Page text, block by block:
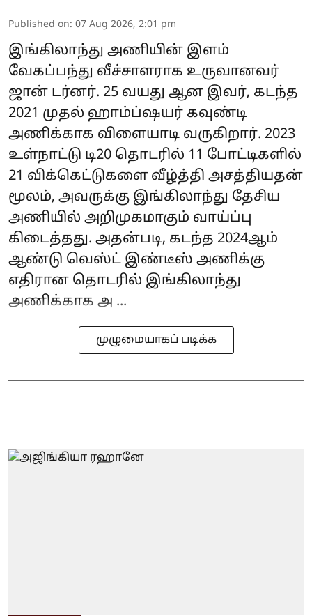
Published on: 07 Aug 2026, 2:01 pm
இங்கிலாந்து அணியின் இளம்
வேகப்பந்து வீச்சாளராக உருவானவர்
ஜான் டர்னர். 25 வயது ஆன இவர், கடந்த
2021 முதல் ஹாம்ப்ஷயர் கவுண்டி
அணிக்காக விளையாடி வருகிறார். 2023
உள்நாட்டு டி20 தொடரில் 11 போட்டிகளில்
21 விக்கெட்டுகளை வீழ்த்தி அசத்தியதன்
மூலம், அவருக்கு இங்கிலாந்து தேசிய
அணியில் அறிமுகமாகும் வாய்ப்பு
கிடைத்தது. அதன்படி, கடந்த 2024ஆம்
ஆண்டு வெஸ்ட் இண்டீஸ் அணிக்கு
எதிரான தொடரில் இங்கிலாந்து
அணிக்காக அ ...
முழுமையாகப் படிக்க